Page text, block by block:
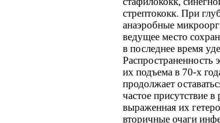
стрептококк. При
анаэробные
ведущее место
в последнее время
Распространенность
их подъема в 70-х
продолжает
частое присутствие
выраженная их
вторичные очаги